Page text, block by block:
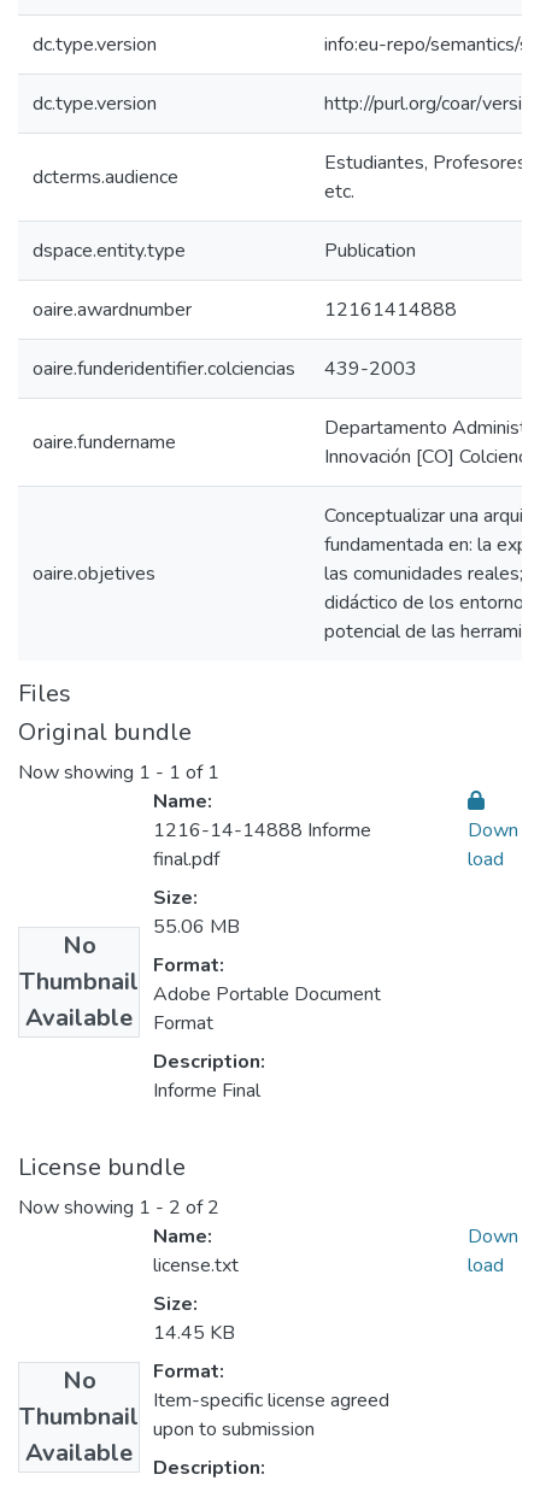
dc.type.version info:eu-repo/semantics/
dc.type.version http://purl.org/coar/
dcterms.audience
Estudiantes, Profesores,
etc.
dspace.entity.type Publication
oaire.awardnumber 12161414888
oaire.funderidentifier.colciencias 439-2003
oaire.fundername
Departamento
Innovación [CO]
oaire.objetives
Conceptualizar una
fundamentada en: la
las comunidades reales;
didáctico de los
potencial de las
Files
Original bundle
Now showing 1 - 1 of 1
No
Thumbnail
Available
Name:
1216-14-14888 Informe
final.pdf
Size:
55.06 MB
Format:
Adobe Portable Document
Format
Description:
Informe Final
Down
load
License bundle
Now showing 1 - 2 of 2
No
Thumbnail
Available
Name:
license.txt
Size:
14.45 KB
Format:
Item-specific license agreed
upon to submission
Description:
Down
load